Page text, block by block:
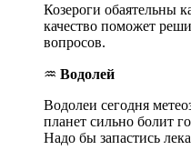
Козероги обаятельны
качество поможет
вопросов.
♒ Водолей
Водолеи сегодня
планет сильно болит
Надо бы запастись